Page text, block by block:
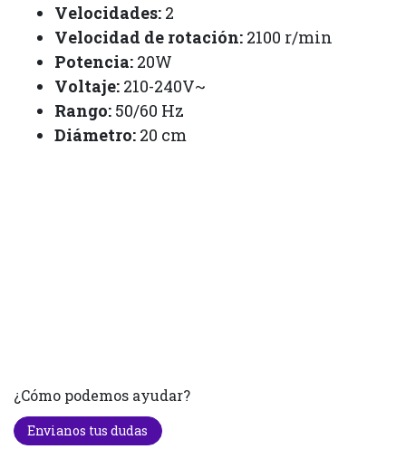
Velocidades: 2
Velocidad de rotación: 2100 r/min
Potencia: 20W
Voltaje: 210-240V~
Rango: 50/60 Hz
Diámetro: 20 cm
¿Cómo podemos ayudar?
Envianos tus dudas